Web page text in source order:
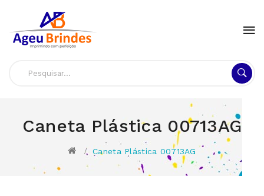
Caneta Plástica 00713AG
Caneta Plástica 00713AG